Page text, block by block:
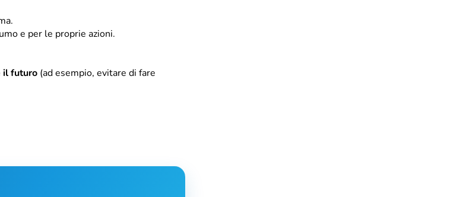
e per le proprie azioni.
il futuro (ad esempio, evitare di fare